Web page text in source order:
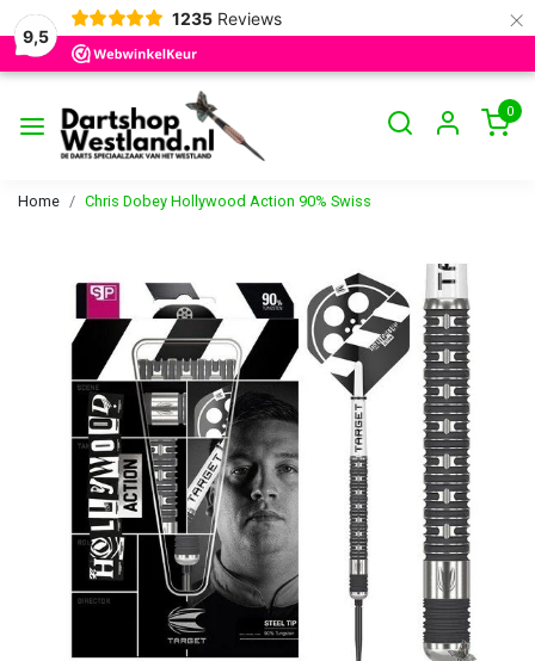
9,5
1235 Reviews ×
0
Home Chris Dobey Hollywood Action 90% Swiss
Vorige